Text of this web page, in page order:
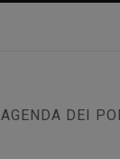
AGENDA DEI